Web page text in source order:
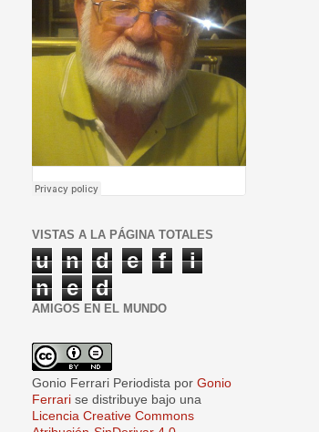
VISTAS A LA PÁGINA TOTALES
u n d e f
i
n
e d
AMIGOS EN EL MUNDO
Gonio Ferrari Periodista por Gonio
Ferrari se distribuye bajo una
Licencia Creative Commons